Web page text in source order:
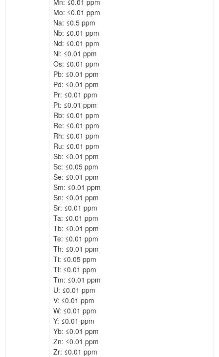
Mn: ≤0.01 ppm
Mo: ≤0.01 ppm
Na: ≤0.5 ppm
Nb: ≤0.01 ppm
Nd: ≤0.01 ppm
Ni: ≤0.01 ppm
Os: ≤0.01 ppm
Pb: ≤0.01 ppm
Pd: ≤0.01 ppm
Pr: ≤0.01 ppm
Pt: ≤0.01 ppm
Rb: ≤0.01 ppm
Re: ≤0.01 ppm
Rh: ≤0.01 ppm
Ru: ≤0.01 ppm
Sb: ≤0.01 ppm
Sc: ≤0.05 ppm
Se: ≤0.01 ppm
Sm: ≤0.01 ppm
Sn: ≤0.01 ppm
Sr: ≤0.01 ppm
Ta: ≤0.01 ppm
Tb: ≤0.01 ppm
Te: ≤0.01 ppm
Th: ≤0.01 ppm
Ti: ≤0.05 ppm
Tl: ≤0.01 ppm
Tm: ≤0.01 ppm
U: ≤0.01 ppm
V: ≤0.01 ppm
W: ≤0.01 ppm
Y: ≤0.01 ppm
Yb: ≤0.01 ppm
Zn: ≤0.01 ppm
Zr: ≤0.01 ppm